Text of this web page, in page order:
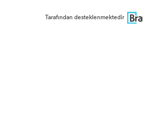
Tarafından desteklenmektedir